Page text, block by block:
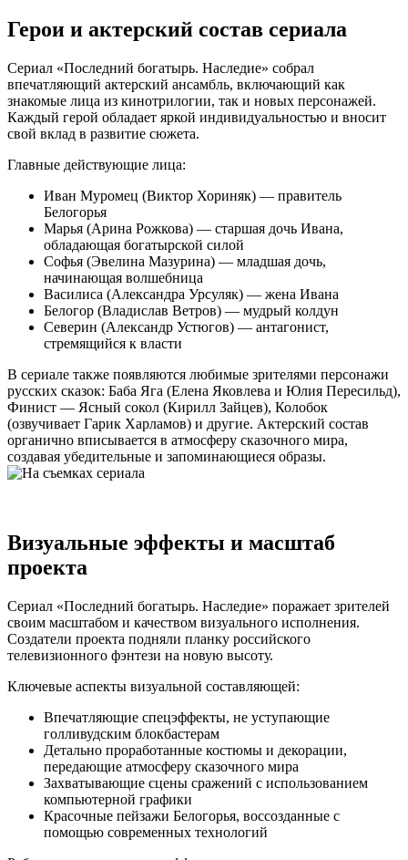
Герои и актерский состав сериала
Сериал «Последний богатырь. Наследие» собрал
впечатляющий актерский ансамбль, включающий как
знакомые лица из кинотрилогии, так и новых персонажей.
Каждый герой обладает яркой индивидуальностью и вносит
свой вклад в развитие сюжета.
Главные действующие лица:
Иван Муромец (Виктор Хориняк) — правитель
Белогорья
Марья (Арина Рожкова) — старшая дочь Ивана,
обладающая богатырской силой
Софья (Эвелина Мазурина) — младшая дочь,
начинающая волшебница
Василиса (Александра Урсуляк) — жена Ивана
Белогор (Владислав Ветров) — мудрый колдун
Северин (Александр Устюгов) — антагонист,
стремящийся к власти
В сериале также появляются любимые зрителями персонажи
русских сказок: Баба Яга (Елена Яковлева и Юлия Пересильд),
Финист — Ясный сокол (Кирилл Зайцев), Колобок
(озвучивает Гарик Харламов) и другие. Актерский состав
органично вписывается в атмосферу сказочного мира,
создавая убедительные и запоминающиеся образы.
Визуальные эффекты и масштаб
проекта
Сериал «Последний богатырь. Наследие» поражает зрителей
своим масштабом и качеством визуального исполнения.
Создатели проекта подняли планку российского
телевизионного фэнтези на новую высоту.
Ключевые аспекты визуальной составляющей:
Впечатляющие спецэффекты, не уступающие
голливудским блокбастерам
Детально проработанные костюмы и декорации,
передающие атмосферу сказочного мира
Захватывающие сцены сражений с использованием
компьютерной графики
Красочные пейзажи Белогорья, воссозданные с
помощью современных технологий